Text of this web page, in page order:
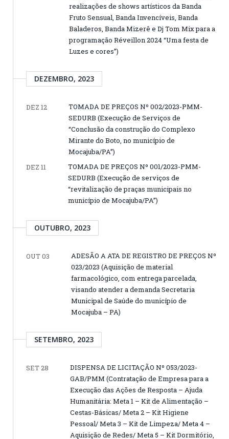
realizações de shows artísticos da Banda
Fruto Sensual, Banda Invencíveis, Banda
Baladeros, Banda Mizerê e Dj Tom Mix para a
programação Réveillon 2024 “Uma festa de
Luzes e cores”)
DEZEMBRO, 2023
DEZ 12
TOMADA DE PREÇOS Nº 002/2023-PMM-
SEDURB (Execução de Serviços de
“Conclusão da construção do Complexo
Mirante do Boto, no município de
Mocajuba/PA”)
DEZ 11
TOMADA DE PREÇOS Nº 001/2023-PMM-
SEDURB (Execução de serviços de
“revitalização de praças municipais no
município de Mocajuba/PA”)
OUTUBRO, 2023
OUT 03
ADESÃO A ATA DE REGISTRO DE PREÇOS Nº
023/2023 (Aquisição de material
farmacológico, com entrega parcelada,
visando atender a demanda Secretaria
Municipal de Saúde do município de
Mocajuba – PA)
SETEMBRO, 2023
SET 28
DISPENSA DE LICITAÇÃO Nº 053/2023-
GAB/PMM (Contratação de Empresa para a
Execução das Ações de Resposta – Ajuda
Humanitária: Meta 1 – Kit de Alimentação –
Cestas-Básicas/ Meta 2 – Kit Higiene
Pessoal/ Meta 3 – Kit de Limpeza/ Meta 4 –
Aquisição de Redes/ Meta 5 – Kit Dormitório,